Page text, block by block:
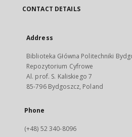
CONTACT DETAILS
Address
Biblioteka Główna Politechniki
Repozytorium Cyfrowe
Al. prof. S. Kaliskiego 7
85-796 Bydgoszcz, Poland
Phone
(+48) 52 340-8096